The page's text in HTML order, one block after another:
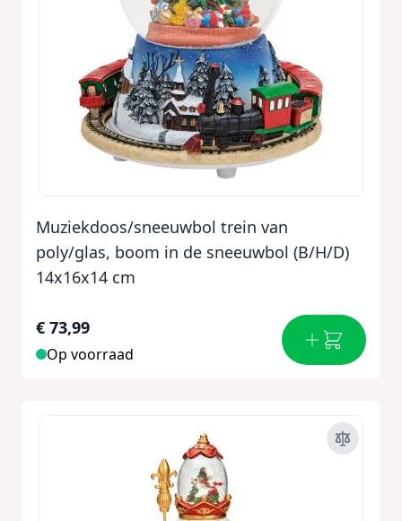
Muziekdoos/sneeuwbol trein van
poly/glas, boom in de sneeuwbol (B/H/D)
14x16x14 cm
€ 73,99
Op voorraad